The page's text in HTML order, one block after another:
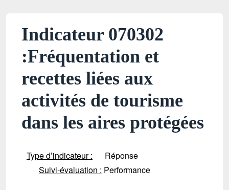
Indicateur 070302
:Fréquentation et
recettes liées aux
activités de tourisme
dans les aires protégées
Type d’indicateur : Réponse
Suivi-évaluation : Performance